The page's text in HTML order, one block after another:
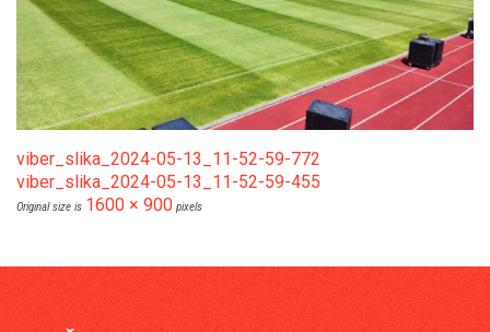
viber_slika_2024-05-13_11-52-59-772
viber_slika_2024-05-13_11-52-59-455
Original size is 1600 × 900 pixels